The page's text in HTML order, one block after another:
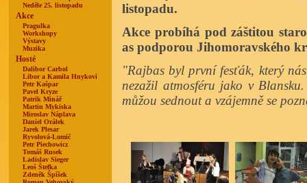
Neděle 25. listopadu
Akce
Pragulka
Workshopy
Výstavy
Muzika
Hosté
Dalibor Carbol
Libor a Kamila Hnykovi
Petr Kašpar
Pavel Kryze
Patrik Minář
Martin Mykiska
Miroslav Náplava
Daniel Orálek
Jarek Plesar
Ryvolová-Lomič
Petr Piechowicz
Tomáš Rusek
Ladislav Sieger
Leoš Štefka
Zdeněk Špíšek
listopadu.
Akce probíhá pod záštitou
as podporou Jihomoravského
"Rajbas byl první fesťák, který
nezažil atmosféru jako v
můžou sednout a vzájemně se